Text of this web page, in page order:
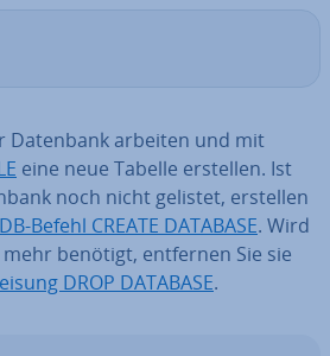
Datenbank arbeiten und mit
eine neue Tabelle erstellen. Ist
noch nicht gelistet, erstellen
Befehl CREATE DATABASE. Wird
benötigt, entfernen Sie sie
DROP DATABASE.